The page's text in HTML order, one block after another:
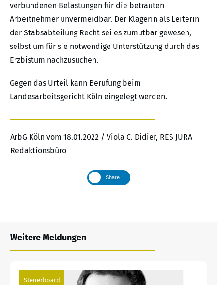
verbundenen Belastungen für die betrauten
Arbeitnehmer unvermeidbar. Der Klägerin als Leiterin
der Stabsabteilung Recht sei es zumutbar gewesen,
selbst um für sie notwendige Unterstützung durch das
Erzbistum nachzusuchen.
Gegen das Urteil kann Berufung beim
Landesarbeitsgericht Köln eingelegt werden.
ArbG Köln vom 18.01.2022 / Viola C. Didier, RES JURA
Redaktionsbüro
Share
Weitere Meldungen
Steuerboard